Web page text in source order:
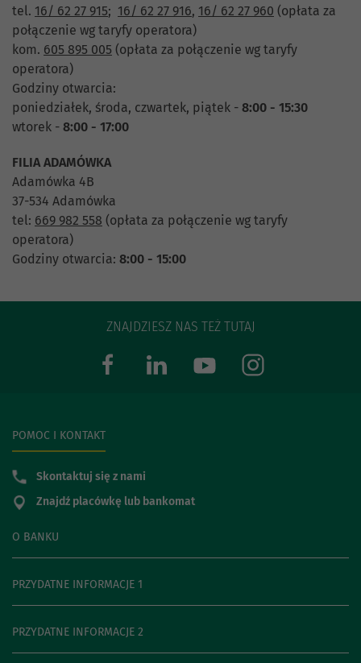
tel. 16/ 62 27 915; 16/ 62 27 916, 16/ 62 27 960 (opłata za
połączenie wg taryfy operatora)
kom. 605 895 005 (opłata za połączenie wg taryfy
operatora)
Godziny otwarcia:
poniedziałek, środa, czwartek, piątek - 8:00 - 15:30
wtorek - 8:00 - 17:00
FILIA ADAMÓWKA
Adamówka 4B
37-534 Adamówka
tel: 669 982 558 (opłata za połączenie wg taryfy
operatora)
Godziny otwarcia: 8:00 - 15:00
ZNAJDZIESZ NAS TEŻ TUTAJ
O BANKU
PRZYDATNE INFORMACJE 1
PRZYDATNE INFORMACJE 2
POMOC I KONTAKT
Skontaktuj się z nami
Znajdź placówkę lub bankomat